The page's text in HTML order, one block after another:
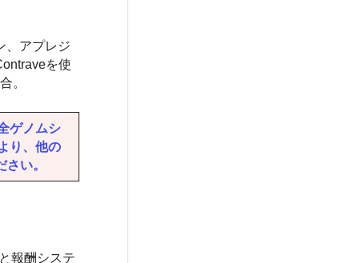
、アプレジ
を使
。
ゲノムシ
り、他の
い。
報酬システ